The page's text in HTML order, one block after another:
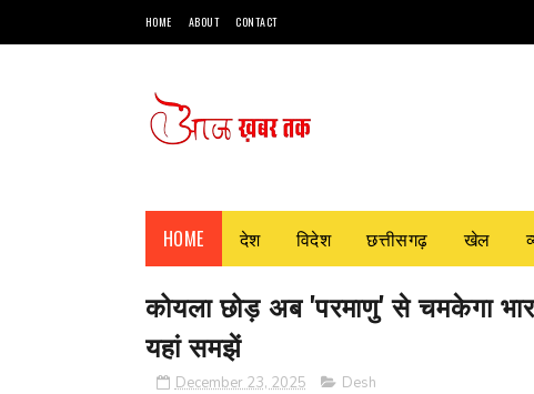
HOME ABOUT CONTACT
HOME देश विदेश छत्तीसगढ़ खेल
कोयला छोड़ अब 'परमाणु' से चमकेगा
यहां समझें
December 23, 2025 Desh